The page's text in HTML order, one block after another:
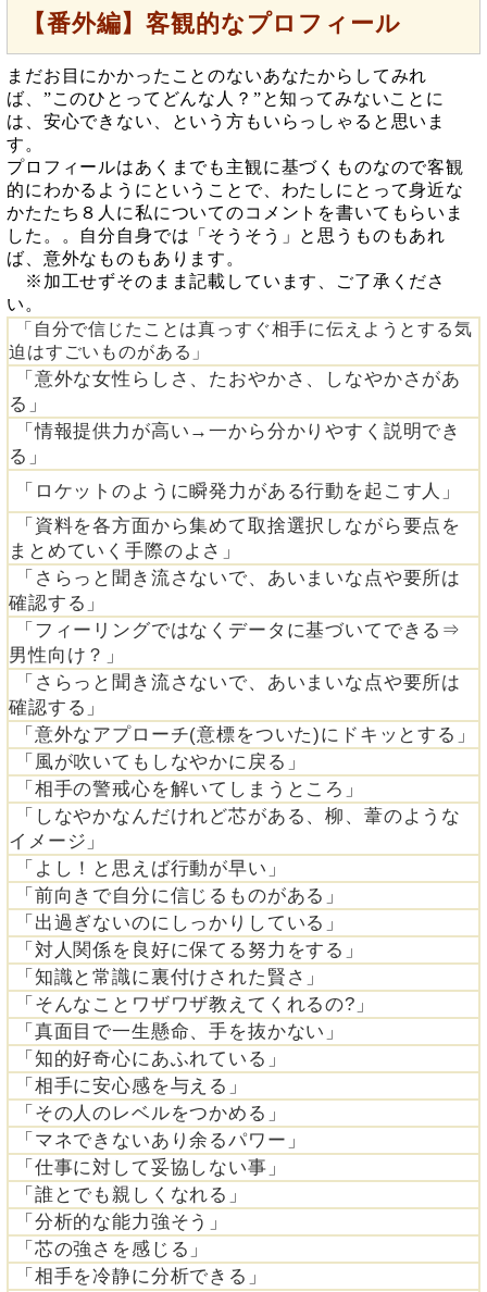
【番外編】客観的なプロフィール
まだお目にかかったことのないあなたからしてみれ
ば、”このひとってどんな人？”と知ってみないことに
は、安心できない、という方もいらっしゃると思いま
す。
プロフィールはあくまでも主観に基づくものなので客観
的にわかるようにということで、わたしにとって身近な
かたたち８人に私についてのコメントを書いてもらいま
した。。自分自身では「そうそう」と思うものもあれ
ば、意外なものもあります。
※加工せずそのまま記載しています、ご了承くださ
い。
「自分で信じたことは真っすぐ相手に伝えようとする気
迫はすごいものがある」
「意外な女性らしさ、たおやかさ、しなやかさがあ
る」
「情報提供力が高い→一から分かりやすく説明でき
る」
「ロケットのように瞬発力がある行動を起こす人」
「資料を各方面から集めて取捨選択しながら要点を
まとめていく手際のよさ」
「さらっと聞き流さないで、あいまいな点や要所は
確認する」
「フィーリングではなくデータに基づいてできる⇒
男性向け？」
「さらっと聞き流さないで、あいまいな点や要所は
確認する」
「意外なアプローチ(意標をついた)にドキッとする」
「風が吹いてもしなやかに戻る」
「相手の警戒心を解いてしまうところ」
「しなやかなんだけれど芯がある、柳、葦のような
イメージ」
「よし！と思えば行動が早い」
「前向きで自分に信じるものがある」
「出過ぎないのにしっかりしている」
「対人関係を良好に保てる努力をする」
「知識と常識に裏付けされた賢さ」
「そんなことワザワザ教えてくれるの?」
「真面目で一生懸命、手を抜かない」
「知的好奇心にあふれている」
「相手に安心感を与える」
「その人のレベルをつかめる」
「マネできないあり余るパワー」
「仕事に対して妥協しない事」
「誰とでも親しくなれる」
「分析的な能力強そう」
「芯の強さを感じる」
「相手を冷静に分析できる」